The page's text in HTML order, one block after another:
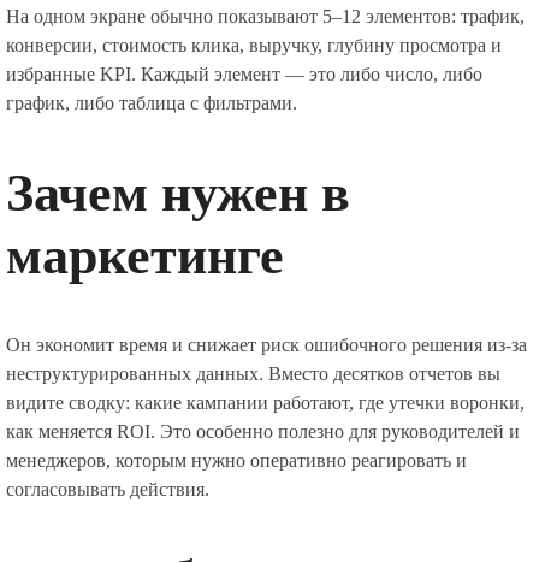
На одном экране обычно показывают 5–12 элементов: трафик,
конверсии, стоимость клика, выручку, глубину просмотра и
избранные KPI. Каждый элемент — это либо число, либо
график, либо таблица с фильтрами.
Зачем нужен в
маркетинге
Он экономит время и снижает риск ошибочного решения из-за
неструктурированных данных. Вместо десятков отчетов вы
видите сводку: какие кампании работают, где утечки воронки,
как меняется ROI. Это особенно полезно для руководителей и
менеджеров, которым нужно оперативно реагировать и
согласовывать действия.